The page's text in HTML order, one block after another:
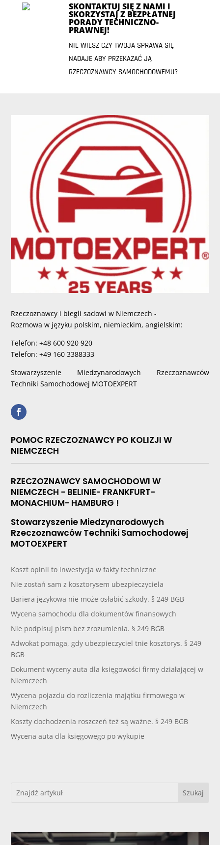
SKONTAKTUJ SIĘ Z NAMI I
SKORZYSTAJ Z BEZPŁATNEJ
PORADY TECHNICZNO-
PRAWNEJ!
NIE WIESZ CZY TWOJA SPRAWA SIĘ
NADAJE ABY PRZEKAZAĆ JĄ
RZECZOZNAWCY SAMOCHODOWEMU?
Rzeczoznawcy i biegli sadowi w Niemczech -
Rozmowa w języku polskim, niemieckim, angielskim:
Telefon: +48 600 920 920
Telefon: +49 160 3388333
Stowarzyszenie Miedzynarodowych Rzeczoznawców
Techniki Samochodowej MOTOEXPERT
POMOC RZECZOZNAWCY PO KOLIZJI W
NIEMCZECH
RZECZOZNAWCY SAMOCHODOWI W
NIEMCZECH - BELINIE- FRANKFURT-
MONACHIUM- HAMBURG !
Stowarzyszenie Miedzynarodowych
Rzeczoznawców Techniki Samochodowej
MOTOEXPERT
Koszt opinii to inwestycja w fakty techniczne
Nie zostań sam z kosztorysem ubezpieczyciela
Bariera językowa nie może osłabić szkody. § 249 BGB
Wycena samochodu dla dokumentów finansowych
Nie podpisuj pism bez zrozumienia. § 249 BGB
Adwokat pomaga, gdy ubezpieczyciel tnie kosztorys. § 249
BGB
Dokument wyceny auta dla księgowości firmy działającej w
Niemczech
Wycena pojazdu do rozliczenia majątku firmowego w
Niemczech
Koszty dochodzenia roszczeń też są ważne. § 249 BGB
Wycena auta dla księgowego po wykupie